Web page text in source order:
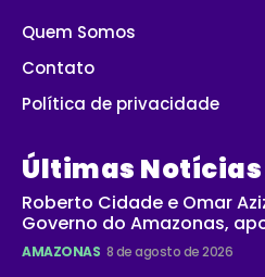
Quem Somos
Contato
Política de privacidade
Últimas Notícias
Roberto Cidade e Omar
Governo do Amazonas,
AMAZONAS 8 de agosto de 2026